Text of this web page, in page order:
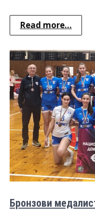
Read more...
Бронзови